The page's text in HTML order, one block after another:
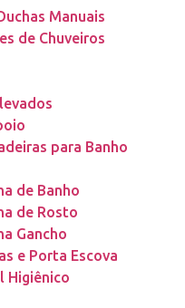
Manuais
de Chuveiros
para Banho
de Banho
de Rosto
Gancho
e Porta Escova
Higiênico